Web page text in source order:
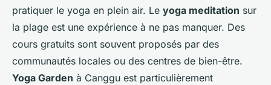
pratiquer le yoga en plein air. Le yoga meditation sur
la plage est une expérience à ne pas manquer. Des
cours gratuits sont souvent proposés par des
communautés locales ou des centres de bien-être.
Yoga Garden à Canggu est particulièrement